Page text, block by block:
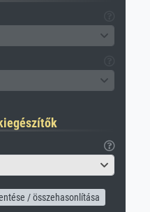
/ összehasonlítása